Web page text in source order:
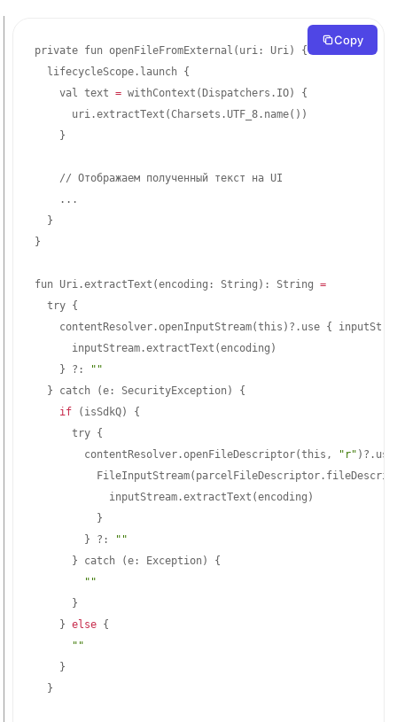
private fun openFileFromExternal ( uri: Uri)
{
  lifecycleScope.launch
{
    val text
= withContext ( Dispatchers.IO)
{
      uri.extractText
(Charsets.UTF_8.name( ))
}
    // Отображаем полученный текст на UI
.. .
}
}
fun Uri.extractText (encoding: String ) : String =
  try
{
    contentResolver.openInputStream
(this ) ?.use {
      inputStream.extractText
(encoding )
} ?:
""
} catch (e: SecurityException)
{
if
( isSdkQ)
{
      try
{
        contentResolver.openFileDescriptor
(this, "r" )
          FileInputStream
(
            inputStream.extractText
(encoding )
}
} ?:
""
} catch (e: Exception)
{
""
}
} else {
""
}
}
Copy